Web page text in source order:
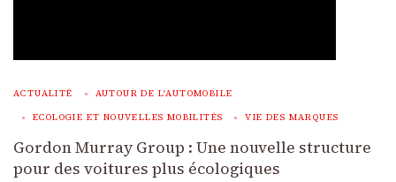
ACTUALITÉ AUTOUR DE L'AUTOMOBILE
ECOLOGIE ET NOUVELLES MOBILITÉS VIE DES MARQUES
Gordon Murray Group : Une nouvelle structure
pour des voitures plus écologiques